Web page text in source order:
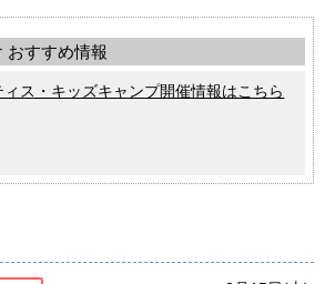
おすすめ情報
ス・キッズキャンプ開催情報はこちら